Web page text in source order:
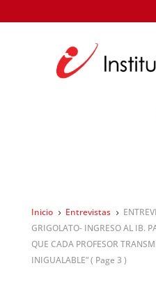
Inicio 5 Entrevistas 5
GRIGOLATO- INGRESO AL IB.
QUE CADA PROFESOR
INIGUALABLE”( Page 3 )